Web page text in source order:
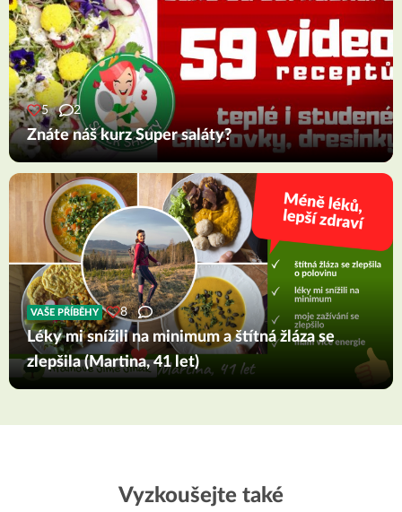
5 2
Znáte náš kurz Super saláty?
VAŠE PŘÍBĚHY 8
Léky mi snížili na minimum a štítná žláza se
zlepšila (Martina, 41 let)
Vyzkoušejte také